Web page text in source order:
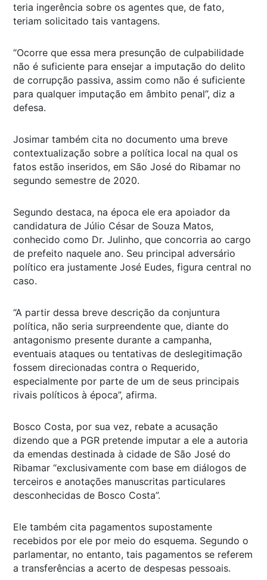
teria ingerência sobre os agentes que, de fato,
teriam solicitado tais vantagens.
“Ocorre que essa mera presunção de culpabilidade
não é suficiente para ensejar a imputação do delito
de corrupção passiva, assim como não é suficiente
para qualquer imputação em âmbito penal”, diz a
defesa.
Josimar também cita no documento uma breve
contextualização sobre a política local na qual os
fatos estão inseridos, em São José do Ribamar no
segundo semestre de 2020.
Segundo destaca, na época ele era apoiador da
candidatura de Júlio César de Souza Matos,
conhecido como Dr. Julinho, que concorria ao cargo
de prefeito naquele ano. Seu principal adversário
político era justamente José Eudes, figura central no
caso.
“A partir dessa breve descrição da conjuntura
política, não seria surpreendente que, diante do
antagonismo presente durante a campanha,
eventuais ataques ou tentativas de deslegitimação
fossem direcionadas contra o Requerido,
especialmente por parte de um de seus principais
rivais políticos à época”, afirma.
Bosco Costa, por sua vez, rebate a acusação
dizendo que a PGR pretende imputar a ele a autoria
da emendas destinada à cidade de São José do
Ribamar “exclusivamente com base em diálogos de
terceiros e anotações manuscritas particulares
desconhecidas de Bosco Costa”.
Ele também cita pagamentos supostamente
recebidos por ele por meio do esquema. Segundo o
parlamentar, no entanto, tais pagamentos se referem
a transferências a acerto de despesas pessoais.